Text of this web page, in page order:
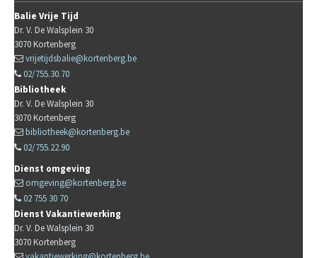
Balie Vrije Tijd
Dr. V. De Walsplein 30
3070Kortenberg
vrijetijdsbalie@kortenberg.be
02/755.30.70
Bibliotheek
Dr. V. De Walsplein 30
3070Kortenberg
bibliotheek@kortenberg.be
02/755.22.90
Dienst omgeving
omgeving@kortenberg.be
02 755 30 70
Dienst Vakantiewerking
Dr. V. De Walsplein 30
3070Kortenberg